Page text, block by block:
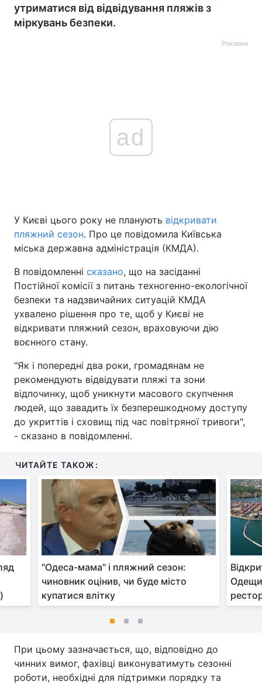
утриматися від відвідування пляжів з
міркувань безпеки.
Реклама
ad
У Києві цього року не планують відкривати
пляжний сезон. Про це повідомила Київська
міська державна адміністрація (КМДА).
В повідомленні сказано, що на засіданні
Постійної комісії з питань техногенно-екологічної
безпеки та надзвичайних ситуацій КМДА
ухвалено рішення про те, щоб у Києві не
відкривати пляжний сезон, враховуючи дію
воєнного стану.
"Як і попередні два роки, громадянам не
рекомендують відвідувати пляжі та зони
відпочинку, щоб уникнути масового скупчення
людей, що завадить їх безперешкодному доступу
до укриттів і сховищ під час повітряної тривоги",
- сказано в повідомленні.
ЧИТАЙТЕ ТАКОЖ:
"Одеса-мама" і пляжний сезон:
чиновник оцінив, чи буде місто
купатися влітку
При цьому зазначається, що, відповідно до
чинних вимог, фахівці виконуватимуть сезонні
роботи, необхідні для підтримки порядку та